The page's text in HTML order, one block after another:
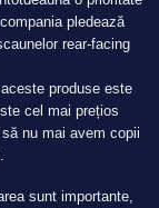
pledează
rear-facing
produse este
cel mai prețios
nu mai avem copii
sunt importante,